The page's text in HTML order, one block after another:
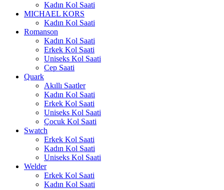
Kadın Kol Saati
MICHAEL KORS
Kadın Kol Saati
Romanson
Kadın Kol Saati
Erkek Kol Saati
Uniseks Kol Saati
Cep Saati
Quark
Akıllı Saatler
Kadın Kol Saati
Erkek Kol Saati
Uniseks Kol Saati
Çocuk Kol Saati
Swatch
Erkek Kol Saati
Kadın Kol Saati
Uniseks Kol Saati
Welder
Erkek Kol Saati
Kadın Kol Saati